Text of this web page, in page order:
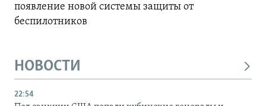
появление новой системы защиты от
беспилотников
НОВОСТИ
22:54